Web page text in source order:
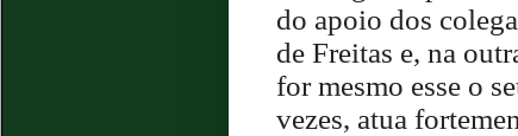
do apoio dos
de Freitas e, na
for mesmo esse o
vezes, atua